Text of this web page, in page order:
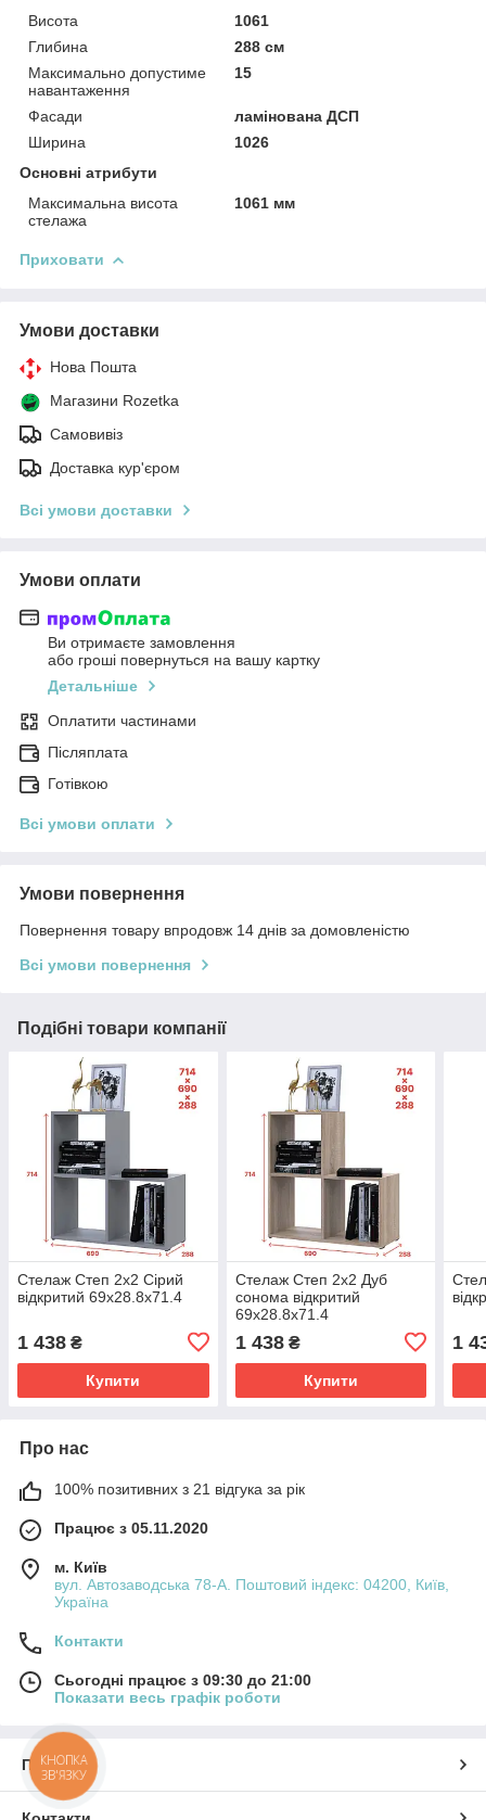
Висота
1061
Глибина
288 см
Максимально допустиме
навантаження
15
Фасади
ламінована ДСП
Ширина
1026
Основні атрибути
Максимальна висота
стелажа
1061 мм
Приховати
Умови доставки
Нова Пошта
Магазини Rozetka
Самовивіз
Доставка кур'єром
Всі умови доставки
Умови оплати
Ви отримаєте замовлення
або гроші повернуться на вашу картку
Детальніше
Оплатити частинами
Післяплата
Готівкою
Всі умови оплати
Умови повернення
Повернення товару впродовж 14 днів за домовленістю
Всі умови повернення
Подібні товари компанії
Стелаж Степ 2х2 Сірий
відкритий 69х28.8х71.4
1 438 ₴
Купити
Стелаж Степ 2х2 Дуб
сонома відкритий
69х28.8х71.4
1 438₴
Купити
1
Про нас
100% позитивних з 21 відгука за рік
Працює з 05.11.2020
м. Київ
вул. Автозаводська 78-А. Поштовий індекс: 04200, Київ,
Україна
Контакти
Сьогодні працює з 09:30 до 21:00
Показати весь графік роботи
Про нас
КНОПКА
ЗВ'ЯЗКУ